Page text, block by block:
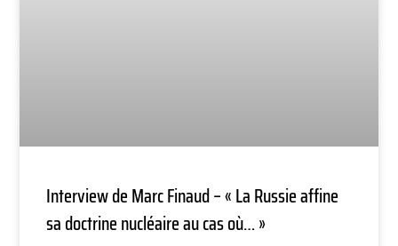
Interview de Marc Finaud – « La Russie affine
sa doctrine nucléaire au cas où… »